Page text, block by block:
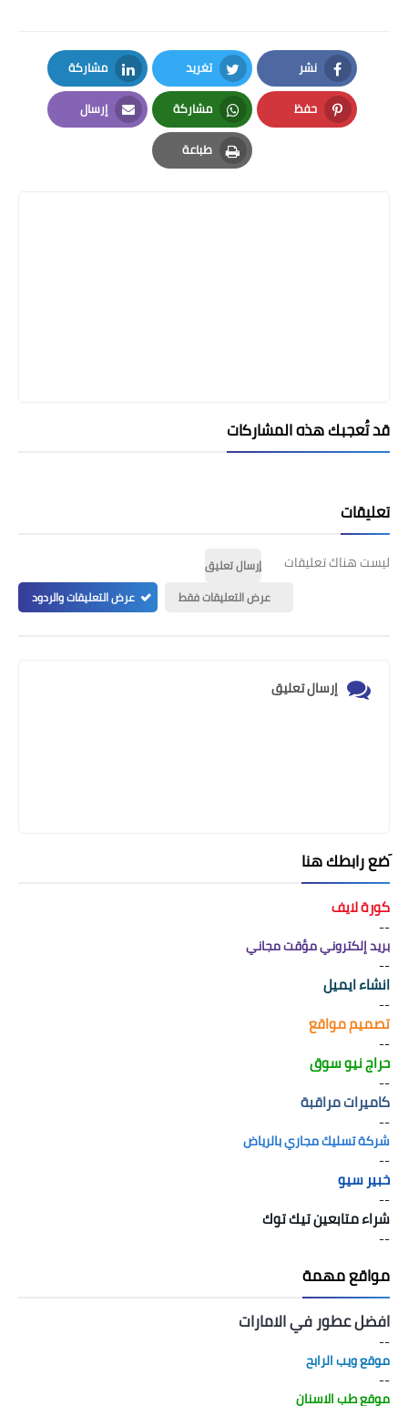
نشر
Facebook
تغريد
Twitter
مشاركة
LinkedIn
حفظ
Pinterest
مشاركة
Whatsapp
إرسال
Email
طباعة
Print
قد تُعجبك هذه المشاركات
تعليقات
ليست هناك تعليقات
إرسال تعليق
عرض التعليقات فقط
عرض التعليقات والردود
إرسال تعليق
َضع رابطك هنا
كورة لايف
--
بريد إلكتروني مؤقت مجاني
--
انشاء ايميل
--
تصميم مواقع
--
حراج نيو سوق
--
كاميرات مراقبة
--
شركة تسليك مجاري بالرياض
--
خبير سيو
--
شراء متابعين تيك توك
--
مواقع مهمة
افضل عطور في الامارات
--
موقع ويب الرابح
--
موقع طب الاسنان